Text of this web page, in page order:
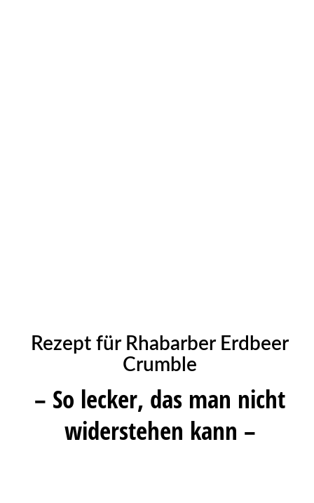
Rezept für Rhabarber Erdbeer
Crumble
– So lecker, das man nicht
widerstehen kann –